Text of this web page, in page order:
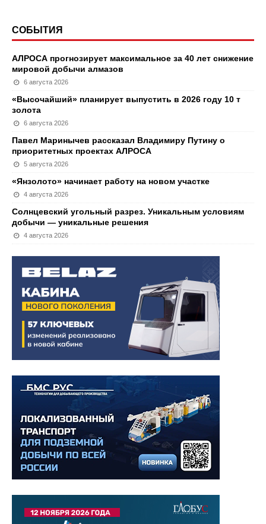
СОБЫТИЯ
АЛРОСА прогнозирует максимальное за 40 лет снижение
мировой добычи алмазов
6 августа 2026
«Высочайший» планирует выпустить в 2026 году 10 т
золота
6 августа 2026
Павел Маринычев рассказал Владимиру Путину о
приоритетных проектах АЛРОСА
5 августа 2026
«Янзолото» начинает работу на новом участке
4 августа 2026
Солнцевский угольный разрез. Уникальным условиям
добычи — уникальные решения
4 августа 2026